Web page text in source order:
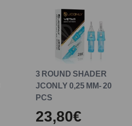
3 ROUND SHADER
JCONLY 0,25 MM- 20
PCS
23,80€